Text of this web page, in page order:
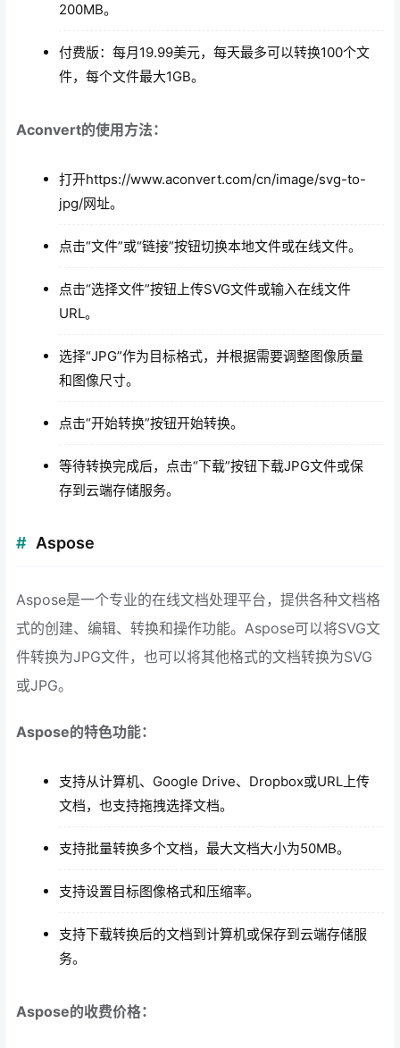
200MB。
付费版：每月19.99美元，每天最多可以转换100个文
件，每个文件最大1GB。
Aconvert的使用方法：
打开https://www.aconvert.com/cn/image/svg-to-
jpg/网址。
点击“文件”或“链接”按钮切换本地文件或在线文件。
点击“选择文件”按钮上传SVG文件或输入在线文件
URL。
选择“JPG”作为目标格式，并根据需要调整图像质量
和图像尺寸。
点击“开始转换”按钮开始转换。
等待转换完成后，点击“下载”按钮下载JPG文件或保
存到云端存储服务。
Aspose
Aspose是一个专业的在线文档处理平台，提供各种文档格
式的创建、编辑、转换和操作功能。Aspose可以将SVG文
件转换为JPG文件，也可以将其他格式的文档转换为SVG
或JPG。
Aspose的特色功能：
支持从计算机、Google Drive、Dropbox或URL上传
文档，也支持拖拽选择文档。
支持批量转换多个文档，最大文档大小为50MB。
支持设置目标图像格式和压缩率。
支持下载转换后的文档到计算机或保存到云端存储服
务。
Aspose的收费价格：